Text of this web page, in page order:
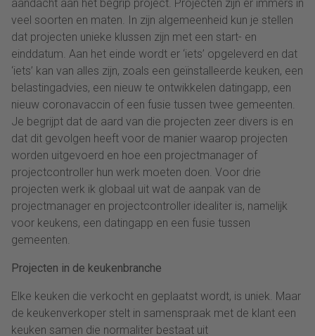
aandacht aan het begrip project. Projecten zijn er immers in
veel soorten en maten. In zijn algemeenheid kun je stellen
dat projecten unieke klussen zijn met een start- en
einddatum. Aan het einde wordt er ‘iets’ opgeleverd en dat
‘iets’ kan van alles zijn, zoals een geïnstalleerde keuken, een
belastingadvies, een nieuw te ontwikkelen datingapp, een
nieuw coronavaccin of een fusie tussen twee gemeenten.
Je begrijpt dat de aard van die projecten zeer divers is en
dat dit gevolgen heeft voor de manier waarop projecten
worden uitgevoerd en hoe een projectmanager of
projectcontroller hun werk moeten doen. Voor drie
projecten werk ik globaal uit wat de aanpak van de
projectmanager en projectcontroller idealiter is, namelijk
voor keukens, een datingapp en een fusie tussen
gemeenten.
Projecten in de keukenbranche
Elke keuken die verkocht en geplaatst wordt, is uniek. Maar
de keukenverkoper stelt in samenspraak met de klant een
keuken samen die normaliter bestaat uit